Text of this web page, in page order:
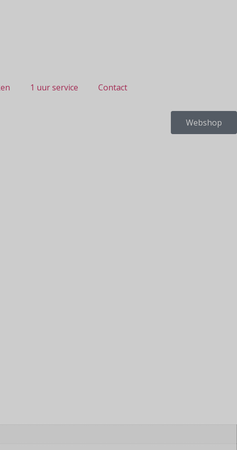
1 uur service Contact
Webshop